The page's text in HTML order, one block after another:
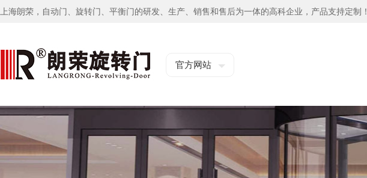
上海朗荣，自动门、旋转门、平衡门的研发、生产、销售和售后为一体的高科企业，产品支持定制！
官方网站